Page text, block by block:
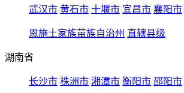
武汉市 黄石市 十堰市 宜昌市 襄阳市
恩施土家族苗族自治州 直辖县级
湖南省
长沙市 株洲市 湘潭市 衡阳市 邵阳市